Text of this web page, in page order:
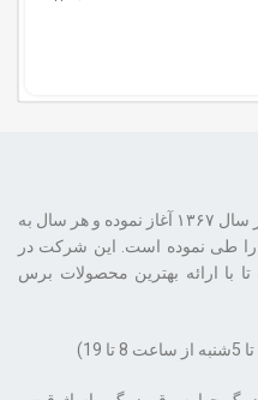
شرکت تهران بهداشت فعالیت خود را از سال ۱۳۶۷ آغاز نموده و هر سال به
طی نموده است. این شرکت در
با ارائه بهترین محصولات برس